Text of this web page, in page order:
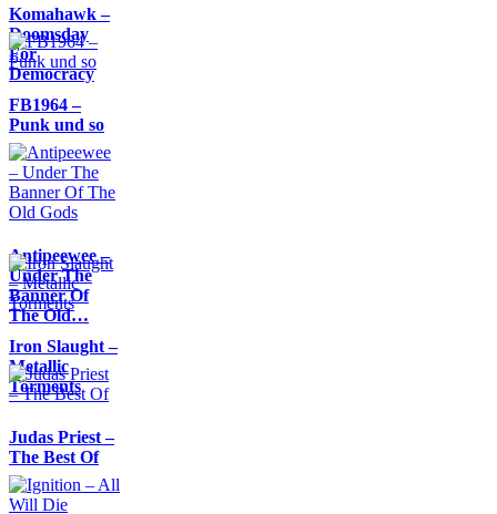
Komahawk –
Doomsday
For
Democracy
FB1964 –
Punk und so
Antipeewee –
Under The
Banner Of
The Old…
Iron Slaught –
Metallic
Torments
Judas Priest –
The Best Of